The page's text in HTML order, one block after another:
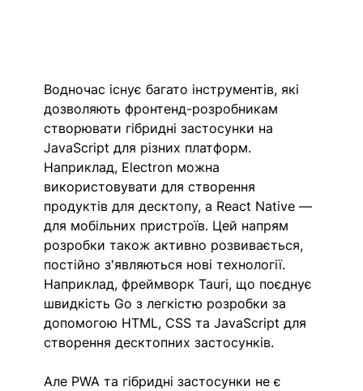
Водночас існує багато інструментів, які
дозволяють фронтенд-розробникам
створювати гібридні застосунки на
JavaScript для різних платформ.
Наприклад, Electron можна
використовувати для створення
продуктів для десктопу, а React Native —
для мобільних пристроїв. Цей напрям
розробки також активно розвивається,
постійно з'являються нові технології.
Наприклад, фреймворк Tauri, що поєднує
швидкість Go з легкістю розробки за
допомогою HTML, CSS та JavaScript для
створення десктопних застосунків.
Але PWA та гібридні застосунки не є